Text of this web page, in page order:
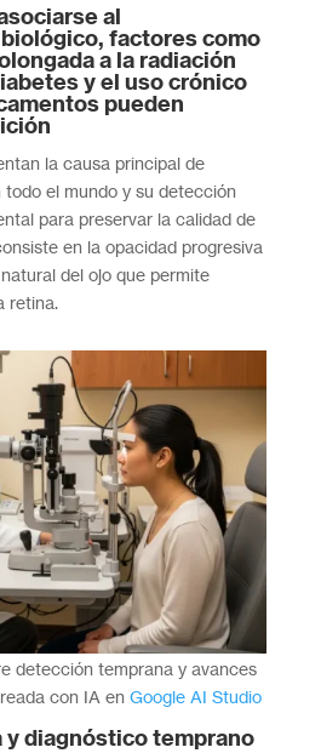
al
factores como
a la radiación
y el uso crónico
pueden
la causa principal de
el mundo y su detección
para preservar la calidad de
en la opacidad progresiva
del ojo que permite
retina.
detección temprana y avances
con IA enGoogle AI Studio
y diagnóstico temprano